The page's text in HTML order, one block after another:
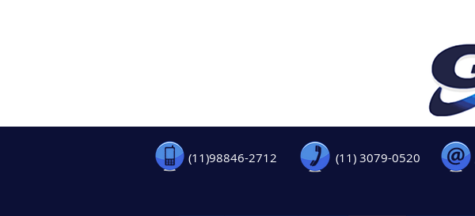
(11)98846-2712 (11) 3079-0520